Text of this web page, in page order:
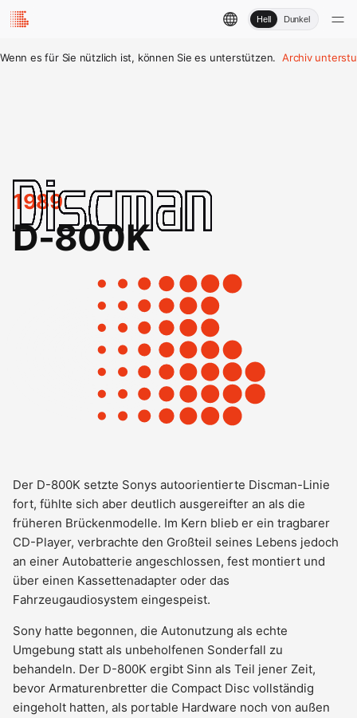
Hell Dunkel
Wenn es für Sie nützlich ist, können Sie es unterstützen. Archiv
1989
D-800K
Der D-800K setzte Sonys autoorientierte Discman-Linie
fort, fühlte sich aber deutlich ausgereifter an als die
früheren Brückenmodelle. Im Kern blieb er ein tragbarer
CD-Player, verbrachte den Großteil seines Lebens jedoch
an einer Autobatterie angeschlossen, fest montiert und
über einen Kassettenadapter oder das
Fahrzeugaudiosystem eingespeist.
Sony hatte begonnen, die Autonutzung als echte
Umgebung statt als unbeholfenen Sonderfall zu
behandeln. Der D-800K ergibt Sinn als Teil jener Zeit,
bevor Armaturenbretter die Compact Disc vollständig
eingeholt hatten, als portable Hardware noch von außen